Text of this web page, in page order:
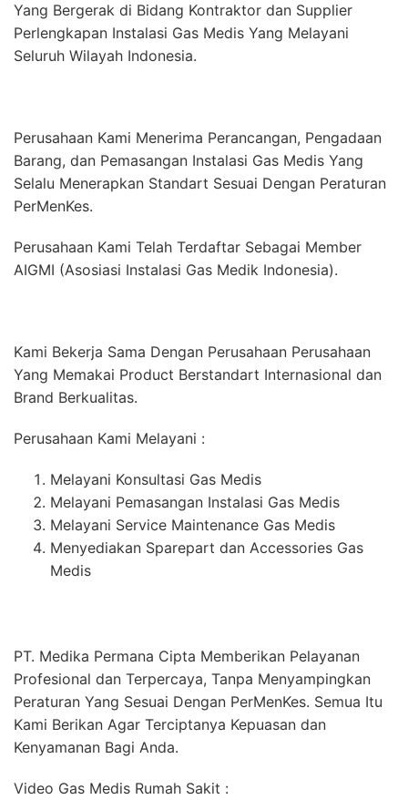
Yang Bergerak di Bidang Kontraktor dan Supplier
Perlengkapan Instalasi Gas Medis Yang Melayani
Seluruh Wilayah Indonesia.
Perusahaan Kami Menerima Perancangan, Pengadaan
Barang, dan Pemasangan Instalasi Gas Medis Yang
Selalu Menerapkan Standart Sesuai Dengan Peraturan
PerMenKes.
Perusahaan Kami Telah Terdaftar Sebagai Member
AIGMI (Asosiasi Instalasi Gas Medik Indonesia).
Kami Bekerja Sama Dengan Perusahaan Perusahaan
Yang Memakai Product Berstandart Internasional dan
Brand Berkualitas.
Perusahaan Kami Melayani :
Melayani Konsultasi Gas Medis
Melayani Pemasangan Instalasi Gas Medis
Melayani Service Maintenance Gas Medis
Menyediakan Sparepart dan Accessories Gas
Medis
PT. Medika Permana Cipta Memberikan Pelayanan
Profesional dan Terpercaya, Tanpa Menyampingkan
Peraturan Yang Sesuai Dengan PerMenKes. Semua Itu
Kami Berikan Agar Terciptanya Kepuasan dan
Kenyamanan Bagi Anda.
Video Gas Medis Rumah Sakit :